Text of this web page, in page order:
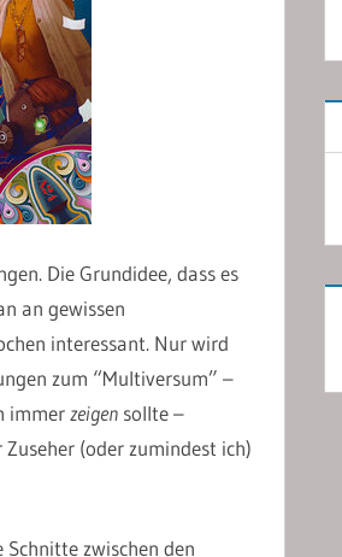
Die Grundidee, dass es
an gewissen
interessant. Nur wird
zum “Multiversum” –
immerzeigensollte –
(oder zumindest ich)
zwischen den